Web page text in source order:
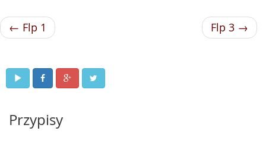
← Flp 1 Flp 3 →
Przypisy